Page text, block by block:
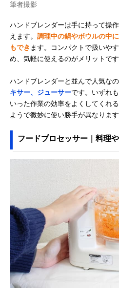
筆者撮影
ハンドブレンダーは手に持って操
えます。 調理中の鍋やボウルの中
もでき ます。コンパクトで扱いや
め、気軽に使えるのがメリットです
ハンドブレンダーと並んで人気なの
キサー、ジューサーです。いずれ
いった作業の効率をよくしてくれ
ようで微妙に使い勝手が異なります
フードプロセッサー｜料理